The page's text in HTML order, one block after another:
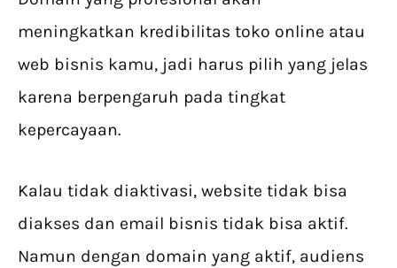
meningkatkan kredibilitas toko online atau
web bisnis kamu, jadi harus pilih yang jelas
karena berpengaruh pada tingkat
kepercayaan.
Kalau tidak diaktivasi, website tidak bisa
diakses dan email bisnis tidak bisa aktif.
Namun dengan domain yang aktif, audiens